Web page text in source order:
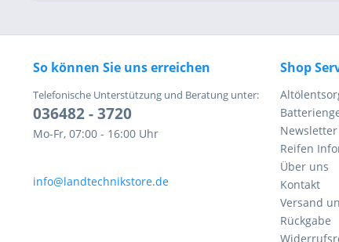
So können Sie uns erreichen
Telefonische Unterstützung und Beratung unter:
036482 - 3720
Mo-Fr, 07:00 - 16:00 Uhr
info@landtechnikstore.de
Shop
Newsletter
Reifen
Über uns
Kontakt
Versand
Rückgabe